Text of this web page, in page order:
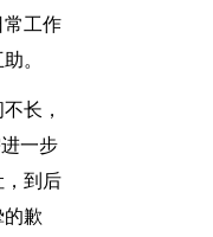
常工作
。
长，
一步
，到后
歉